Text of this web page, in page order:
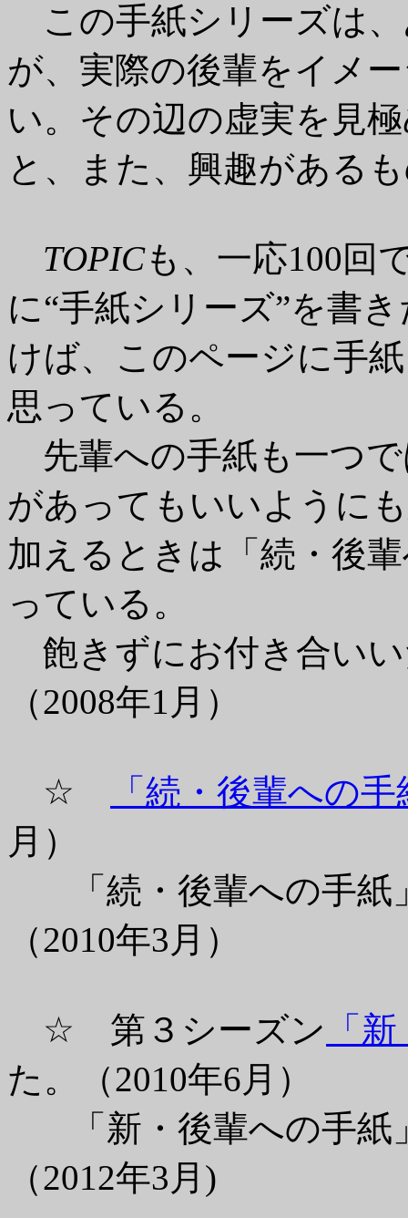
この手紙シリーズは
が、実際の後輩をイメ
い。その辺の虚実を見
と、また、興趣がある
TOPICも、一応100回
に“手紙シリーズ”を書
けば、このページに手
思っている。
先輩への手紙も一つ
があってもいいように
加えるときは「続・後
っている。
飽きずにお付き合い
（2008年1月）
☆
「続・後輩への
月）
「続・後輩への手紙
（2010年3月）
☆ 第３シーズン 「
た。（2010年6月）
「新・後輩への手紙
（2012年3月)